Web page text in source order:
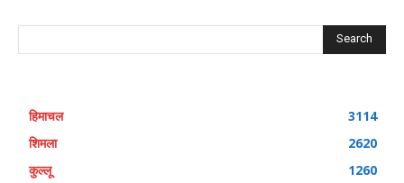
Search
हिमाचल
3114
शिमला
2620
कुल्लू
1260